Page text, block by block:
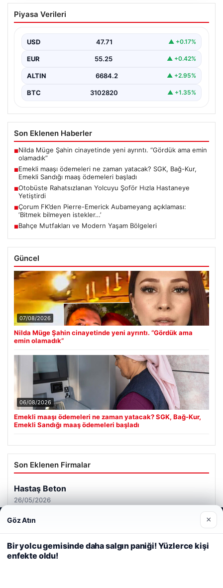
Emekli maaşı ödemeleri ne zaman
yatacak? SGK, Bağ-Kur, Emekli Sandığı
Piyasa Verileri
USD 47.71 ▲ +0.17%
EUR 55.25 ▲ +0.42%
ALTIN 6684.2 ▲ +2.95%
BTC 3102820 ▲ +1.35%
Son Eklenen Haberler
■Nilda Müge Şahin cinayetinde yeni ayrıntı. “Gördük ama emin
olamadık”
■Emekli maaşı ödemeleri ne zaman yatacak? SGK, Bağ-Kur,
Emekli Sandığı maaş ödemeleri başladı
■Otobüste Rahatsızlanan Yolcuyu Şoför Hızla Hastaneye
Yetiştirdi
■Çorum FK’den Pierre-Emerick Aubameyang açıklaması:
‘Bitmek bilmeyen istekler…’
■Bahçe Mutfakları ve Modern Yaşam Bölgeleri
Güncel
07/08/2026
Nilda Müge Şahin cinayetinde yeni ayrıntı. “Gördük ama
emin olamadık”
06/08/2026
Emekli maaşı ödemeleri ne zaman yatacak? SGK, Bağ-Kur,
Emekli Sandığı maaş ödemeleri başladı
Son Eklenen Firmalar
Web sitemizi nasıl kullandığınızı daha iyi anlayabilmek,
deneyiminizi kişiselleştirmek ve geliştirmek amacıyla çerezler
kullanıyoruz.
Çerez Politikamız
Reddet
Göz Atın ×
Bir yolcu gemisinde daha salgın paniği! Yüzlerce kişi
enfekte oldu!